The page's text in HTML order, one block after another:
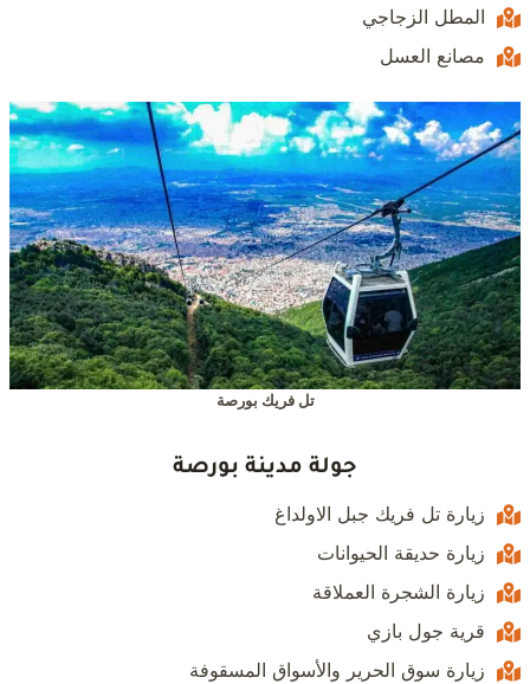
المطل الزجاجي
مصانع العسل
تل فريك بورصة
جولة مدينة بورصة
زيارة تل فريك جبل الاولداغ
زيارة حديقة الحيوانات
زيارة الشجرة العملاقة
قرية جول بازي
زيارة سوق الحرير والأسواق المسقوفة